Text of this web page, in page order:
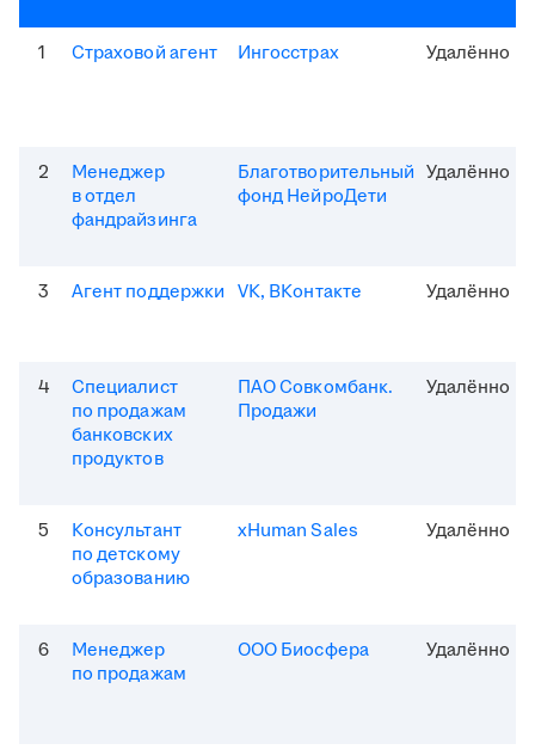
1 Страховой агент Ингосстрах Удалённо
2
Менеджер
в отдел
фандрайзинга
Благотворительный
фонд НейроДети
Удалённо
3 Агент поддержки VK, ВКонтакте Удалённо
4
Специалист
по продажам
банковских
продуктов
ПАО Совкомбанк.
Продажи
Удалённо
5
Консультант
по детскому
образованию
xHuman Sales Удалённо
6
Менеджер
по продажам
ООО Биосфера Удалённо